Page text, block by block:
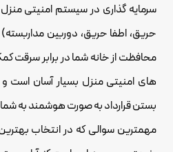
سرمایه گذاری در سیستم امنیتی
حریق، اطفا حریق، دوربین مداربسته)
محافظت از خانه شما در برابر سرقت
های امنیتی منزل بسیار آسان است و
بستن قرارداد به صورت هوشمند به
مهمترین سوالی که در انتخاب